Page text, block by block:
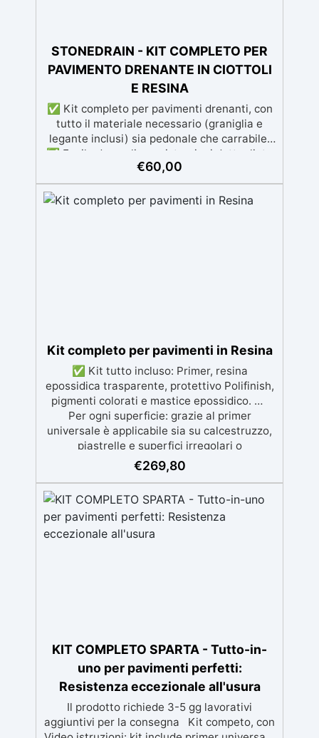
STONEDRAIN - KIT COMPLETO PER
PAVIMENTO DRENANTE IN CIOTTOLI
E RESINA
✅ Kit completo per pavimenti drenanti, con
tutto il materiale necessario (graniglia e
legante inclusi) sia pedonale che carrabile.
✅ Facile da applicare: istruzioni dettagliate
per risultati impeccabili, senza bisogno di
esperienza, con assistenza video/telefonica
gratuita ✅ Economico e Veloce: rinnova le
€60,00
Kit completo per pavimenti in Resina
✅ Kit tutto incluso: Primer, resina
epossidica trasparente, protettivo Polifinish,
pigmenti colorati e mastice epossidico. ✅
Per ogni superficie: grazie al primer
universale è applicabile sia su calcestruzzo,
piastrelle e superfici irregolari o
danneggiate. ✅ Facile da applicare: Video
Guida completa inclusa, 3 semplici passaggi,
finitura protettiva antigraffio. ✅ Risultati
professionali: Sistema autolivellante,
resistente ai raggi UV, duraturo e con finitura
€269,80
KIT COMPLETO SPARTA - Tutto-in-
uno per pavimenti perfetti:
Resistenza eccezionale all'usura
Il prodotto richiede 3-5 gg lavorativi
aggiuntivi per la consegna Kit competo, con